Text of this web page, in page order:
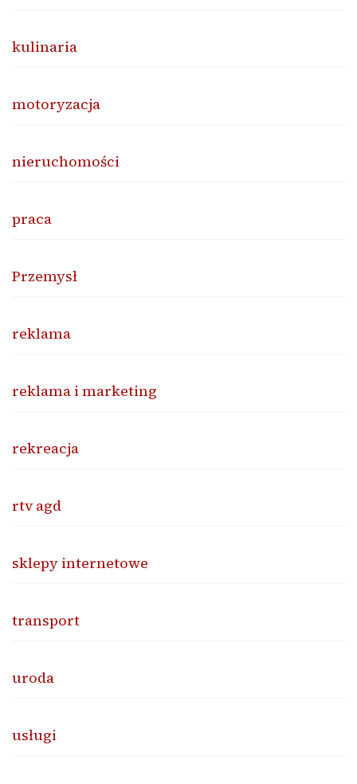
kulinaria
motoryzacja
nieruchomości
praca
Przemysł
reklama
reklama i marketing
rekreacja
rtv agd
sklepy internetowe
transport
uroda
usługi